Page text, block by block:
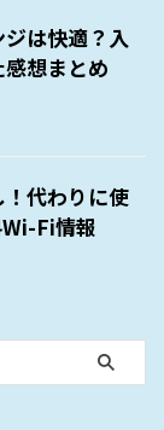
は快適？入
想まとめ
代わりに使
Fi情報